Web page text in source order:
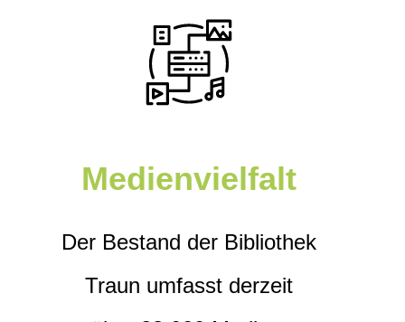
Medienvielfalt
Der Bestand der Bibliothek
Traun umfasst derzeit